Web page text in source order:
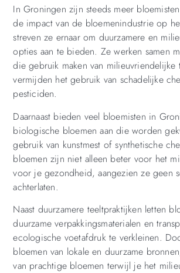
In Groningen zijn steeds meer
de impact van de bloemenindustrie op
streven ze ernaar om duurzamere en
opties aan te bieden. Ze werken samen
die gebruik maken van milieuvriendelijke
vermijden het gebruik van schadelijke
pesticiden.
Daarnaast bieden veel bloemisten in
biologische bloemen aan die worden
gebruik van kunstmest of synthetische
bloemen zijn niet alleen beter voor het
voor je gezondheid, aangezien ze geen
achterlaten.
Naast duurzamere teeltpraktijken letten
duurzame verpakkingsmaterialen en
ecologische voetafdruk te verkleinen.
bloemen van lokale en duurzame
van prachtige bloemen terwijl je het